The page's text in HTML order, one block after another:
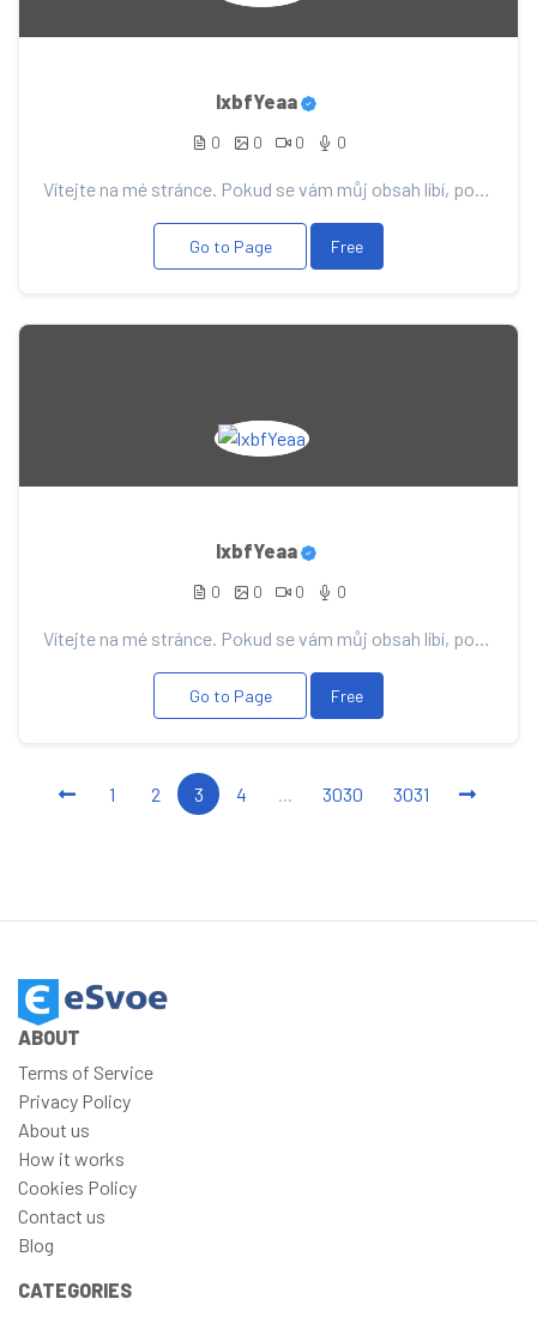
lxbfYeaa
0 0 0 0
Vítejte na mé stránce. Pokud se vám můj obsah líbí, podpořte ho svým příspěvkem, díky němu vás budu...
Go to Page Free
lxbfYeaa
0 0 0 0
Vítejte na mé stránce. Pokud se vám můj obsah líbí, podpořte ho svým příspěvkem, díky němu vás budu...
Go to Page Free
1 2 3 4 ... 3030 3031
ABOUT
Terms of Service
Privacy Policy
About us
How it works
Cookies Policy
Contact us
Blog
CATEGORIES